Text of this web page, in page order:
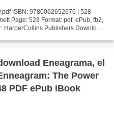
ISBN: 9780062652676 | 528
Page: 528 Format: pdf, ePub, fb2,
HarperCollins Publishers Download
Eneagrama, el
The Power
PDF ePub iBook